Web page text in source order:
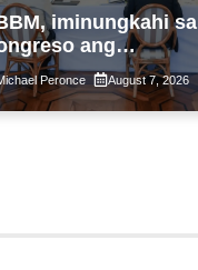
iminungkahi sa
ang
sa
ng Real
Peronce August 7, 2026